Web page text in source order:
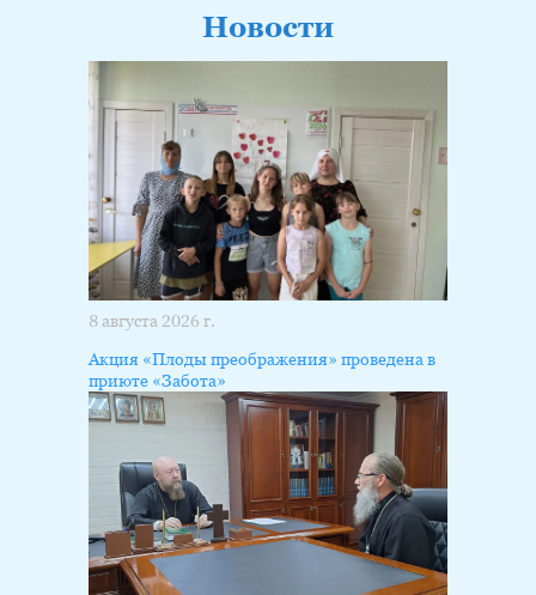
Новости
8 августа 2026 г.
Акция «Плоды преображения» проведена в
приюте «Забота»